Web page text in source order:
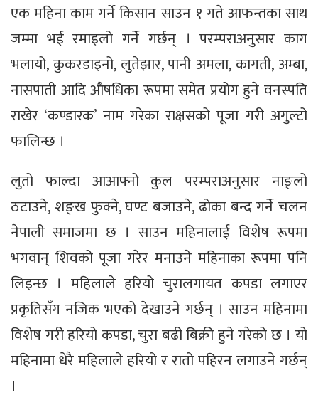
एक महिना काम गर्ने किसान साउन १ गते आफन्तका साथ
जम्मा भई रमाइलो गर्ने गर्छन् । परम्पराअनुसार काग
भलायो, कुकरडाइनो, लुतेझार, पानी अमला, कागती, अम्बा,
नासपाती आदि औषधिका रूपमा समेत प्रयोग हुने वनस्पति
राखेर ‘कण्डारक’ नाम गरेका राक्षसको पूजा गरी अगुल्टो
फालिन्छ ।
लुतो फाल्दा आआफ्नो कुल परम्पराअनुसार नाङ्लो
ठटाउने, शङ्ख फुक्ने, घण्ट बजाउने, ढोका बन्द गर्ने चलन
नेपाली समाजमा छ । साउन महिनालाई विशेष रूपमा
भगवान् शिवको पूजा गरेर मनाउने महिनाका रूपमा पनि
लिइन्छ । महिलाले हरियो चुरालगायत कपडा लगाएर
प्रकृतिसँग नजिक भएको देखाउने गर्छन् । साउन महिनामा
विशेष गरी हरियो कपडा, चुरा बढी बिक्री हुने गरेको छ । यो
महिनामा धेरै महिलाले हरियो र रातो पहिरन लगाउने गर्छन्
।